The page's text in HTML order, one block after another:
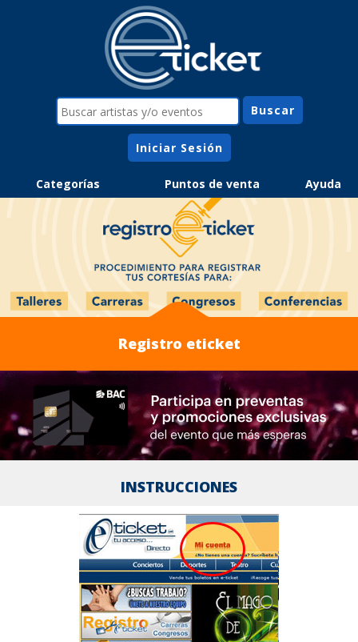
Iniciar Sesión
Categorías Puntos de venta Ayuda
Registro eticket
INSTRUCCIONES